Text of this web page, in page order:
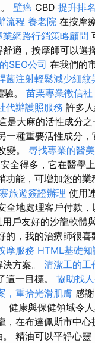
壁癌 CBD 提升排
流程 養老院 在按摩
業網路行銷策略顧問
適，按摩師可以選
SEO公司 在我們的
菌注射輕鬆減少細紋
。 苗栗專業徵信社
代辦護照服務 許多
大麻的活性成分之
一種重要活性成分
變。 尋找專業的醫
全得多，它在醫學
能，可增加您的業
旅遊簽證辦理 使用
全地處理客戶付款
戶友好的沙龍軟體
，我的治療師很喜
摩服務 HTML基礎知
方案。 清潔工的工
這一目標。 協助找
，重拾光滑肌膚 感謝
健康與保健領域令
在布達佩斯市中心
精油可以平靜心